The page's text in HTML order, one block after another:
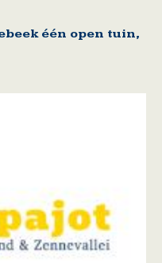
één open tuin,